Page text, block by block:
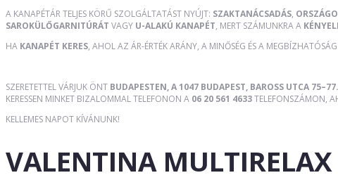
A KANAPÉTÁR TELJES KÖRŰ SZOLGÁLTATÁST NYÚJT: SZAKTANÁCSADÁS,
SAROKÜLŐGARNITÚRÁT VAGY U-ALAKÚ KANAPÉT, MERT SZÁMUNKRA A
HA KANAPÉT KERES, AHOL AZ ÁR-ÉRTÉK ARÁNY, A MINŐSÉG ÉS A
SZERETETTEL VÁRJUK ÖNT BUDAPESTEN, A 1047 BUDAPEST, BAROSS UTCA
KERESSEN MINKET BIZALOMMAL TELEFONON A 06 20 561 4633TELEFONSZÁMON,
KELLEMES NAPOT KÍVÁNUNK!
VALENTINA